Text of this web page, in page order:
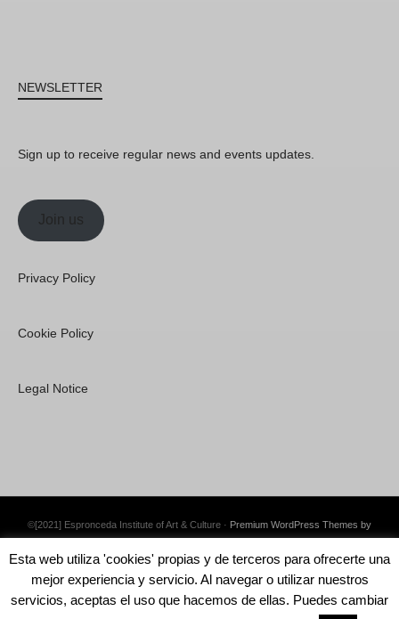
NEWSLETTER
Sign up to receive regular news and events updates.
Join us
Privacy Policy
Cookie Policy
Legal Notice
©[2021] Espronceda Institute of Art & Culture · Premium WordPress Themes by
Esta web utiliza 'cookies' propias y de terceros para ofrecerte una
mejor experiencia y servicio. Al navegar o utilizar nuestros
servicios, aceptas el uso que hacemos de ellas. Puedes cambiar